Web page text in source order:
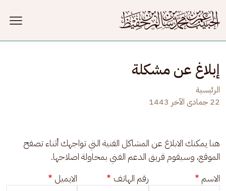
إبلاغ عن مشكلة
الرئيسية
22 جمادى الآخر 1443
هنا يمكنك الابلاغ عن المشاكل الفنية التي تواجهك أثناء تصفح
الموقع، وسيقوم فريق الدعم الفني بمحاولة اصلاحها.
الاسم
رقم الهاتف الايميل